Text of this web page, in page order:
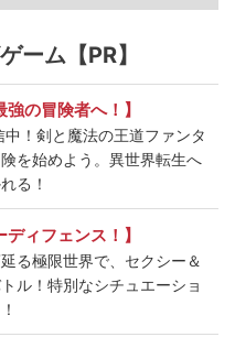
ーム【PR】
強の冒険者へ！】
中！剣と魔法の王道ファンタ
を始めよう。異世界転生へ
る！
ディフェンス！】
る極限世界で、セクシー＆
ル！特別なシチュエーショ